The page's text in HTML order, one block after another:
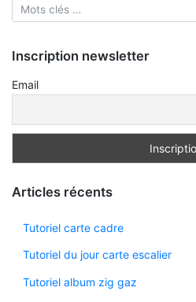
Inscription newsletter
Email
Articles récents
Tutoriel carte cadre
Tutoriel du jour carte escalier
Tutoriel album zig gaz